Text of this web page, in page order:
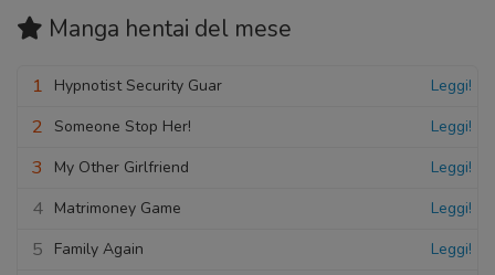
Manga hentai del mese
1 Hypnotist Security Guar Leggi!
2 Someone Stop Her! Leggi!
3 My Other Girlfriend Leggi!
4 Matrimoney Game Leggi!
5 Family Again Leggi!